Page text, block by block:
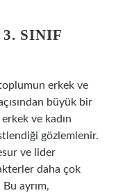
SINIF
erkek ve
büyük bir
ve kadın
gözlemlenir.
ve lider
daha çok
ayrım,